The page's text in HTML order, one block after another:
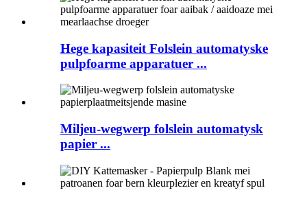
Hege kapasiteit Folslein automatyske
pulpfoarme apparatuer ...
Miljeu-wegwerp folslein automatysk
papier ...